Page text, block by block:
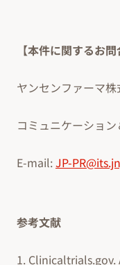
【本件に関するお問
ヤンセンファーマ
コミュニケーショ
E-mail:JP-
参考文献
1.